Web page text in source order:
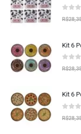
fora
R$
Kit 6
fora
R$
Kit 6
fora
R$